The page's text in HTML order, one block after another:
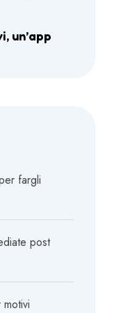
un’app
fargli
post